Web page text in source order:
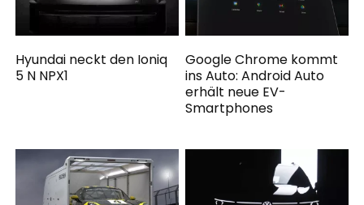
Hyundai neckt den Ioniq
5 N NPX1
Google Chrome kommt
ins Auto: Android Auto
erhält neue EV-
Smartphones